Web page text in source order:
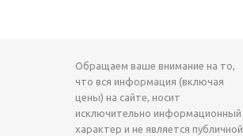
Обращаем ваше внимание на то,
что вся информация (включая
цены) на сайте, носит
исключительно информационный
характер и не является публичной